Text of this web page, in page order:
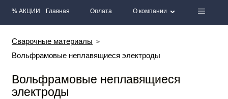
% АКЦИИ Главная Оплата О компании
Сварочные материалы
Вольфрамовые неплавящиеся электроды
Вольфрамовые неплавящиеся
электроды